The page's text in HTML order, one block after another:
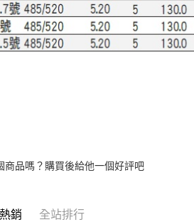
商品嗎？購買後給他一個好評吧
銷 全站排行